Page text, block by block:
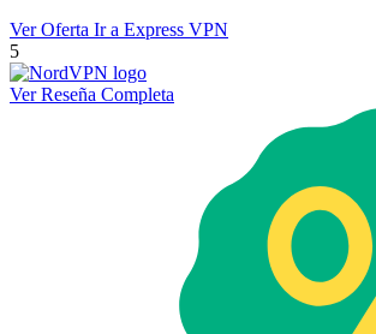
Ver Oferta Ir a Express VPN
5
Ver Reseña Completa